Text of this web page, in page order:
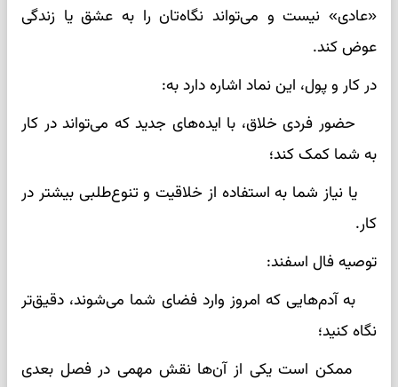
«عادی» نیست و می‌تواند نگاه‌تان را به عشق یا زندگی
عوض کند.
در کار و پول، این نماد اشاره دارد به:
حضور فردی خلاق، با ایده‌های جدید که می‌تواند در کار
به شما کمک کند؛
یا نیاز شما به استفاده از خلاقیت و تنوع‌طلبی بیشتر در
کار.
توصیه فال اسفند:
به آدم‌هایی که امروز وارد فضای شما می‌شوند، دقیق‌تر
نگاه کنید؛
ممکن است یکی از آن‌ها نقش مهمی در فصل بعدی